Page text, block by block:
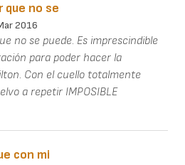
que no se
2016
no se puede. Es imprescindible
para poder hacer la
Con el cuello totalmente
a repetir IMPOSIBLE
con mi